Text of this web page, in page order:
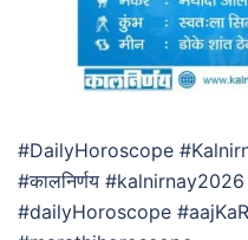
#DailyHoroscope
#कालनिर्णय
#dailyHoroscope